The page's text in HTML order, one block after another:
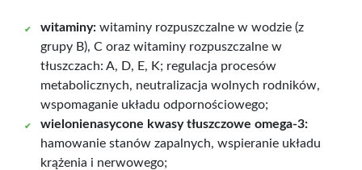
witaminy: witaminy rozpuszczalne w wodzie (z
grupy B), C oraz witaminy rozpuszczalne w
tłuszczach: A, D, E, K; regulacja procesów
metabolicznych, neutralizacja wolnych rodników,
wspomaganie układu odpornościowego;
wielonienasycone kwasy tłuszczowe omega-3:
hamowanie stanów zapalnych, wspieranie układu
krążenia i nerwowego;